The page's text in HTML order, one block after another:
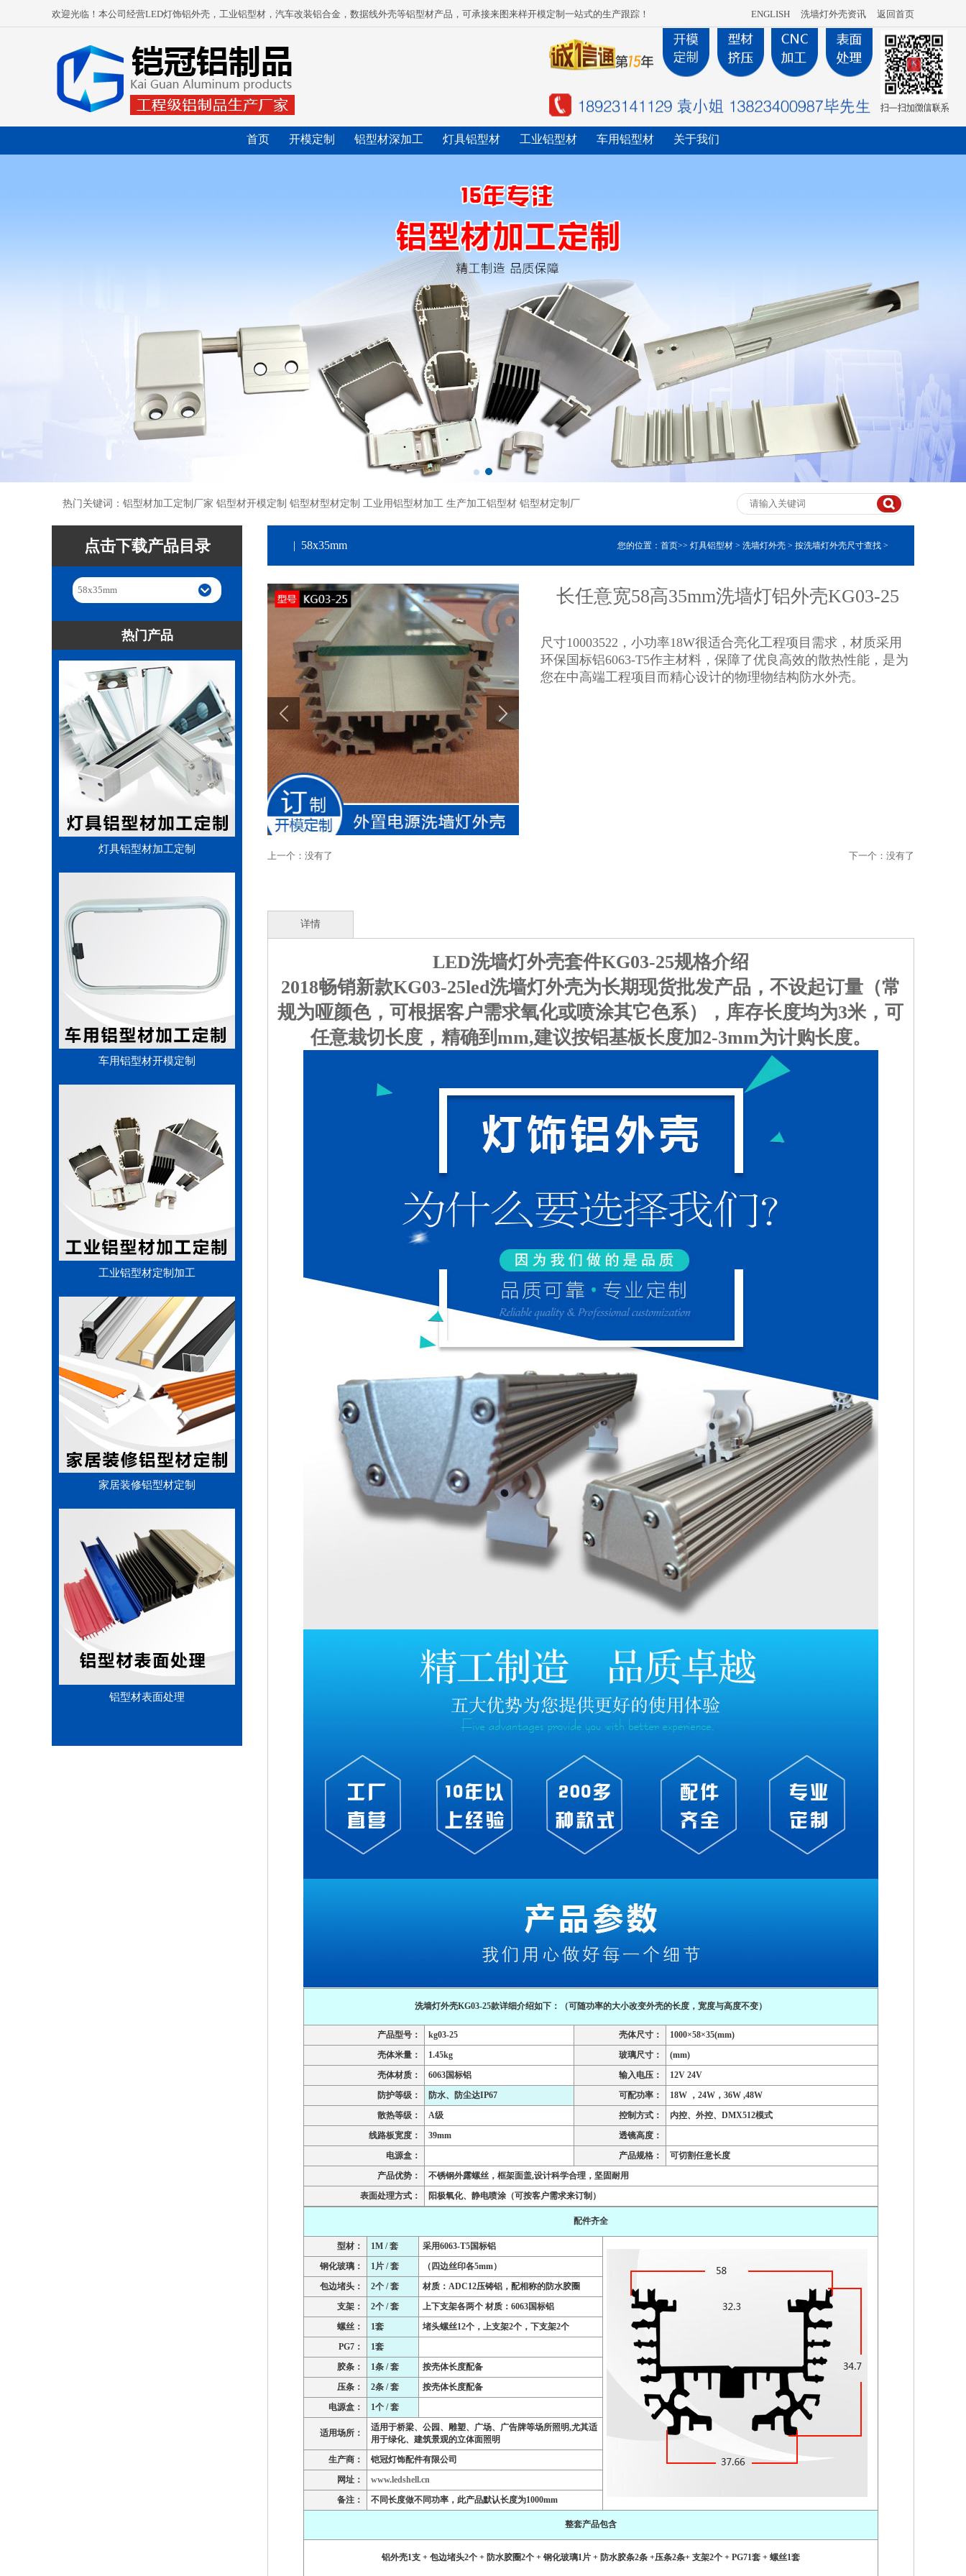
欢迎光临！本公司经营LED灯饰铝外壳，工业铝型材，汽车改装铝合金，数据线外壳等铝型材产品，可承接来图来样开模定制一站式的生产跟踪！ ENGLISH 洗墙灯外壳资讯 返回首页
首页 开模定制 铝型材深加工 灯具铝型材 工业铝型材 车用铝型材 关于我们
热门关键词：铝型材加工定制厂家 铝型材开模定制 铝型材型材定制 工业用铝型材加工 生产加工铝型材 铝型材定制厂
点击下载产品目录
58x35mm
热门产品
灯具铝型材加工定制
车用铝型材开模定制
工业铝型材定制加工
家居装修铝型材定制
铝型材表面处理
| 58x35mm 您的位置： 首页>> 灯具铝型材 > 洗墙灯外壳 > 按洗墙灯外壳尺寸查找 >
长任意宽58高35mm洗墙灯铝外壳KG03-25
尺寸10003522，小功率18W很适合亮化工程项目需求，材质采用
环保国标铝6063-T5作主材料，保障了优良高效的散热性能，是为
您在中高端工程项目而精心设计的物理物结构防水外壳。
上一个：没有了 下一个：没有了
详情
LED洗墙灯外壳套件KG03-25规格介绍
2018畅销新款KG03-25led洗墙灯外壳为长期现货批发产品，不设起订量（常
规为哑颜色，可根据客户需求氧化或喷涂其它色系），库存长度均为3米，可
任意栽切长度，精确到mm,建议按铝基板长度加2-3mm为计购长度。
洗墙灯外壳KG03-25款详细介绍如下：（可随功率的大小改变外壳的长度，宽度与高度不变）
产品型号： kg03-25 壳体尺寸：
1000×58×35(mm)
壳体米量：
1.45kg 玻璃尺寸：
(mm)
壳体材质：
6063国标铝 输入电压：
12V 24V
防护等级：
防水、防尘达IP67 可配功率：
18W ，24W，36W ,48W
散热等级：
A级 控制方式：
内控、外控、DMX512模式
线路板宽度：
39mm
透镜高度：
电源盒：
产品规格：
可切割任意长度
产品优势：
不锈钢外露螺丝，框架面盖,设计科学合理，坚固耐用
表面处理方式：
阳极氧化、静电喷涂（可按客户需求来订制）
配件齐全
型材： 1M / 套
采用6063-T5国标铝
钢化玻璃：
1片 / 套
（四边丝印各5mm）
包边堵头：
2个 / 套
材质：ADC12压铸铝，配相称的防水胶圈
支架：
2个 / 套
上下支架各两个 材质：6063国标铝
螺丝：
1套
堵头螺丝12个，上支架2个，下支架2个
PG7：
1套
胶条：
1条 / 套
按壳体长度配备
压条：
2条 / 套
按壳体长度配备
电源盒：
1个 / 套
适用场所：
适用于桥梁、公园、雕塑、广场、广告牌等场所照明,尤其适
用于绿化、建筑景观的立体面照明
生产商：
铠冠灯饰配件有限公司
网址：
www.ledshell.cn
备注：
不同长度做不同功率，此产品默认长度为1000mm
整套产品包含
铝外壳1支 + 包边堵头2个 + 防水胶圈2个 + 钢化玻璃1片 + 防水胶条2条 +压条2条+ 支架2个 + PG71套 + 螺丝1套